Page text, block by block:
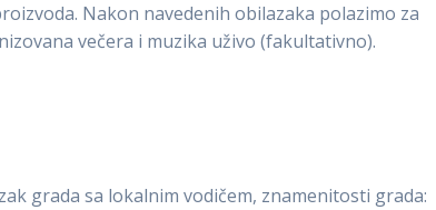
Nakon navedenih obilazaka polazimo za
večera i muzika uživo (fakultativno).
grada sa lokalnim vodičem, znamenitosti grada: